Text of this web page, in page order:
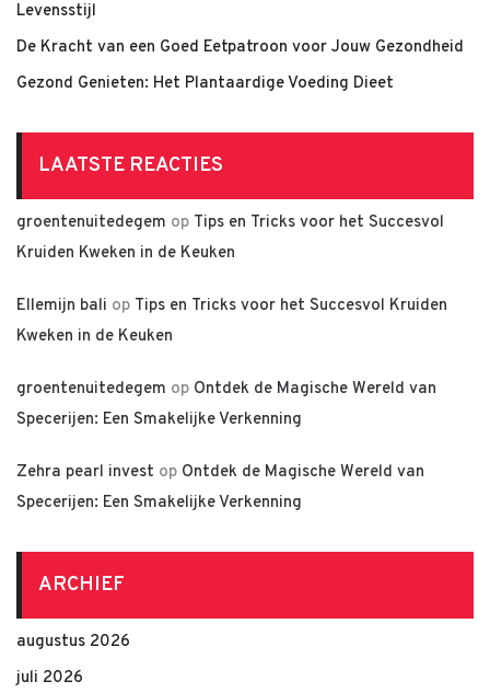
Levensstijl
De Kracht van een Goed Eetpatroon voor Jouw Gezondheid
Gezond Genieten: Het Plantaardige Voeding Dieet
LAATSTE REACTIES
groentenuitedegem op Tips en Tricks voor het Succesvol
Kruiden Kweken in de Keuken
Ellemijn bali op Tips en Tricks voor het Succesvol Kruiden
Kweken in de Keuken
groentenuitedegem op Ontdek de Magische Wereld van
Specerijen: Een Smakelijke Verkenning
Zehra pearl invest op Ontdek de Magische Wereld van
Specerijen: Een Smakelijke Verkenning
ARCHIEF
augustus 2026
juli 2026